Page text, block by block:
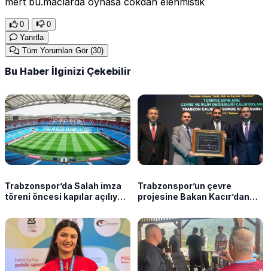
0
0
Yanıtla
Tüm Yorumları Gör (30)
Bu Haber İlginizi Çekebilir
Trabzonspor’da Salah imza
töreni öncesi kapılar açılıyor!
Trabzonspor’un çevre
projesine Bakan Kacır’dan